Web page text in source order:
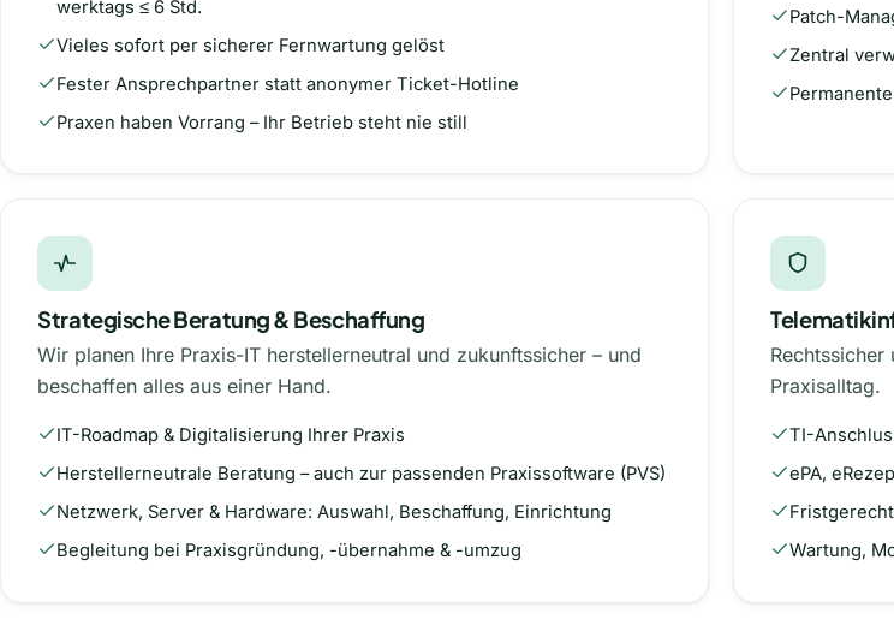
werktags ≤ 6 Std.
Vieles sofort per sicherer Fernwartung gelöst
Fester Ansprechpartner statt anonymer Ticket-Hotline
Praxen haben Vorrang – Ihr Betrieb steht nie still
Patch-
Zentral
Strategische Beratung & Beschaffung
Wir planen Ihre Praxis-IT herstellerneutral und zukunftssicher – und
beschaffen alles aus einer Hand.
IT-Roadmap & Digitalisierung Ihrer Praxis
Herstellerneutrale Beratung – auch zur passenden Praxissoftware (PVS)
Netzwerk, Server & Hardware: Auswahl, Beschaffung, Einrichtung
Begleitung bei Praxisgründung, -übernahme & -umzug
Rechtssicher
Praxisalltag.
TI-
ePA,
Wartung,